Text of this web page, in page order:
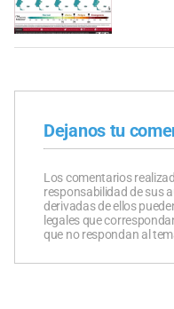
Dejanos tu
Los comentarios
responsabilidad de sus
derivadas de ellos
legales que
que no respondan al